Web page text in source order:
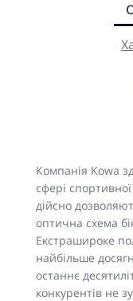
Компанія Kowa
сфері
дійсно
оптична схема
Екстрашироке
найбільше
останнє
конкурентів не